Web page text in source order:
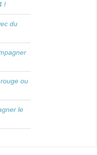
!
du
ou
le